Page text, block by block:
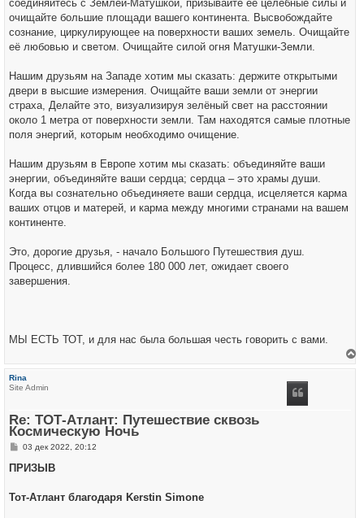
соединяйтесь с Землёй-Матушкой, призывайте её целебные силы и
очищайте большие площади вашего континента. Высвобождайте
сознание, циркулирующее на поверхности ваших земель. Очищайте
её любовью и светом. Очищайте силой огня Матушки-Земли.
Нашим друзьям на Западе хотим мы сказать: держите открытыми
двери в высшие измерения. Очищайте ваши земли от энергии
страха, Делайте это, визуализируя зелёный свет на расстоянии
около 1 метра от поверхности земли. Там находятся самые плотные
поля энергий, которым необходимо очищение.
Нашим друзьям в Европе хотим мы сказать: объединяйте ваши
энергии, объединяйте ваши сердца; сердца – это храмы души.
Когда вы сознательно объединяете ваши сердца, исцеляется карма
ваших отцов и матерей, и карма между многими странами на вашем
континенте.
Это, дорогие друзья, - начало Большого Путешествия душ.
Процесс, длившийся более 180 000 лет, ожидает своего
завершения.
МЫ ЕСТЬ ТОТ, и для нас была большая честь говорить с вами.
Rina
Site Admin
Re: ТОТ-Атлант: Путешествие сквозь
Космическую Ночь
С
о
е
03 дек 2022, 20:12
ПРИЗЫВ
Тот-Атлант благодаря Kerstin Simone